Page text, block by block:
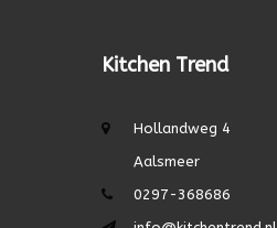
Kitchen Trend
Hollandweg 4
Aalsmeer
0297-368686